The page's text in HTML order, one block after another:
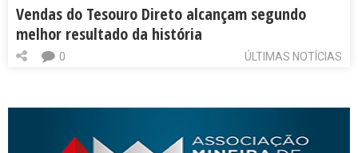
Vendas do Tesouro Direto alcançam segundo
melhor resultado da história
ÚLTIMAS NOTÍCIAS
0